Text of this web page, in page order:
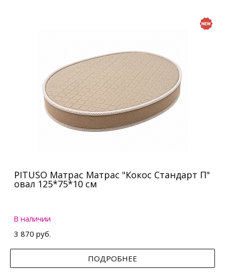
PITUSO Матрас Матрас "Кокос Стандарт П"
овал 125*75*10 см
В наличии
3 870 руб.
ПОДРОБНЕЕ